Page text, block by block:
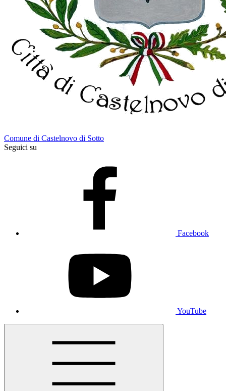
Comune di Castelnovo di Sotto
Seguici su
Facebook
YouTube